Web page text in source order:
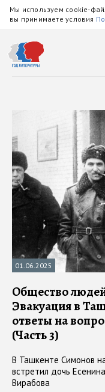
Мы используем cookie-
вы принимаете условия
01.06.2025
Общество
Эвакуация в
ответы на
(Часть 3)
В Ташкенте Симонов
встретил дочь
Вирабова